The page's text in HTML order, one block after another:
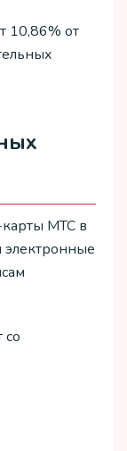
10,86% от
МТС в